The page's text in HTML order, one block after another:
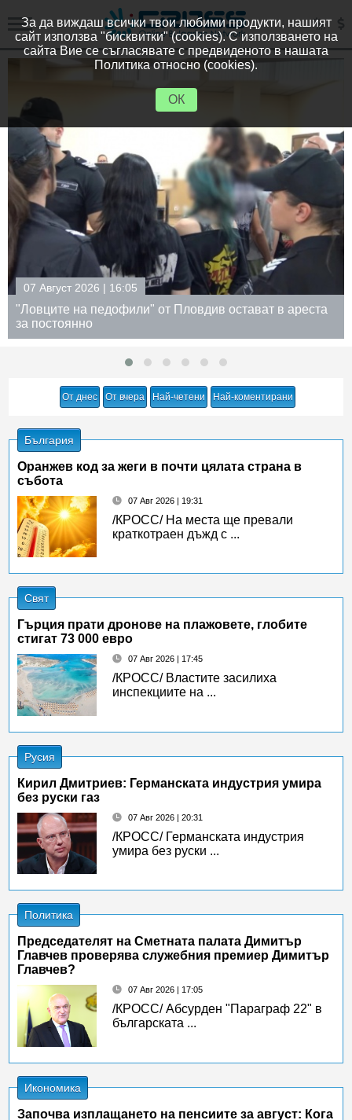
07 Август 2026 | 16:05
"Ловците на педофили" от Пловдив остават в ареста
за постоянно
От днес От вчера Най-четени Най-коментирани
България
Оранжев код за жеги в почти цялата страна в
събота
07 Авг 2026 | 19:31
/КРОСС/ На места ще превали
краткотраен дъжд с ...
Свят
Гърция прати дронове на плажовете, глобите
стигат 73 000 евро
07 Авг 2026 | 17:45
/КРОСС/ Властите засилиха
инспекциите на ...
Русия
Кирил Дмитриев: Германската индустрия умира
без руски газ
07 Авг 2026 | 20:31
/КРОСС/ Германската индустрия
умира без руски ...
Политика
Председателят на Сметната палата Димитър
Главчев проверява служебния премиер Димитър
Главчев?
07 Авг 2026 | 17:05
/КРОСС/ Абсурден "Параграф 22" в
българската ...
Икономика
Започва изплащането на пенсиите за август: Кога
За да виждаш всички твои любими продукти, нашият
сайт използва "бисквитки" (cookies). С използването на
сайта Вие се съгласявате с предвиденото в нашата
Политика относно (cookies).
ОК